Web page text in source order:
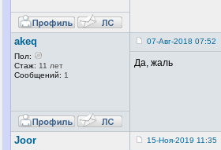
akeq
Пол:
Стаж: 11 лет
Сообщений: 1
07-Авг-2018 07:52
Да, жаль
Joor 15-Ноя-2019 11:35